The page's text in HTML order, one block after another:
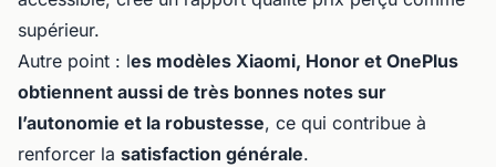
supérieur.
Autre point : les modèles Xiaomi, Honor et OnePlus
obtiennent aussi de très bonnes notes sur
l’autonomie et la robustesse, ce qui contribue à
renforcer la satisfaction générale.